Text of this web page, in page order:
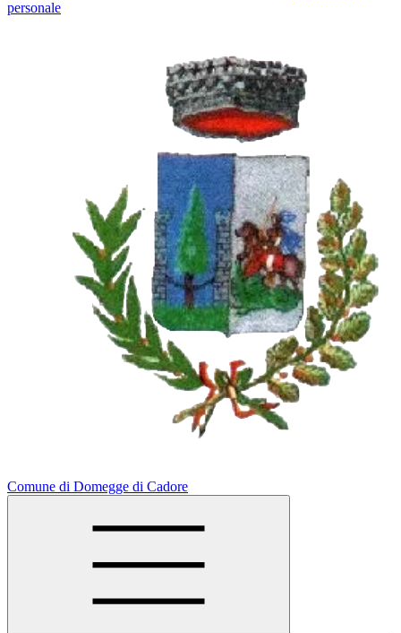
personale
Comune di Domegge di Cadore